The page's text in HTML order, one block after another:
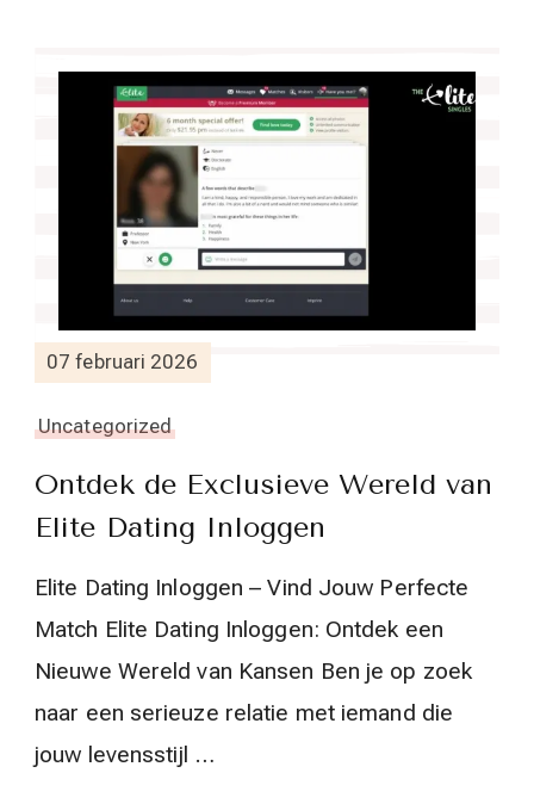
07 februari 2026
Uncategorized
Ontdek de Exclusieve Wereld van
Elite Dating Inloggen
Elite Dating Inloggen – Vind Jouw Perfecte
Match Elite Dating Inloggen: Ontdek een
Nieuwe Wereld van Kansen Ben je op zoek
naar een serieuze relatie met iemand die
jouw levensstijl …